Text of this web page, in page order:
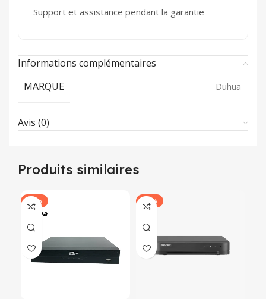
Support et assistance pendant la garantie
Informations complémentaires
MARQUE
Duhua
Avis (0)
Produits similaires
-12% -21%